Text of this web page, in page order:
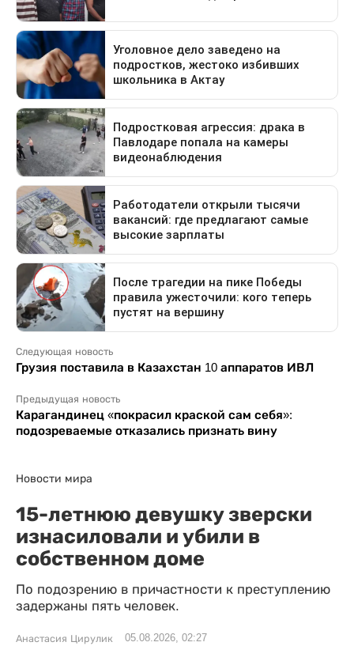
Следующая новость
Грузия поставила в Казахстан 10 аппаратов ИВЛ
Предыдущая новость
Карагандинец «покрасил краской сам себя»:
подозреваемые отказались признать вину
Новости мира
15-летнюю девушку зверски
изнасиловали и убили в
собственном доме
По подозрению в причастности к преступлению
задержаны пять человек.
Анастасия Цирулик 05.08.2026, 02:27